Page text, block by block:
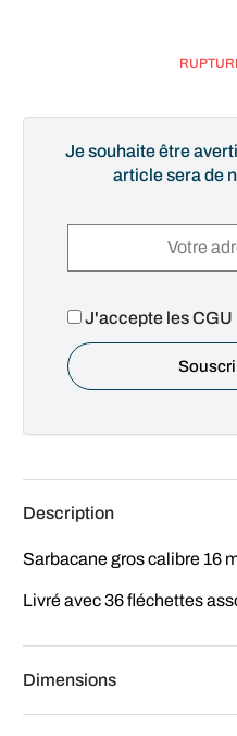
Je souhaite être
article sera de
J'accepte les CGU
Description
Sarbacane gros calibre 16
Livré avec 36 fléchettes
Dimensions